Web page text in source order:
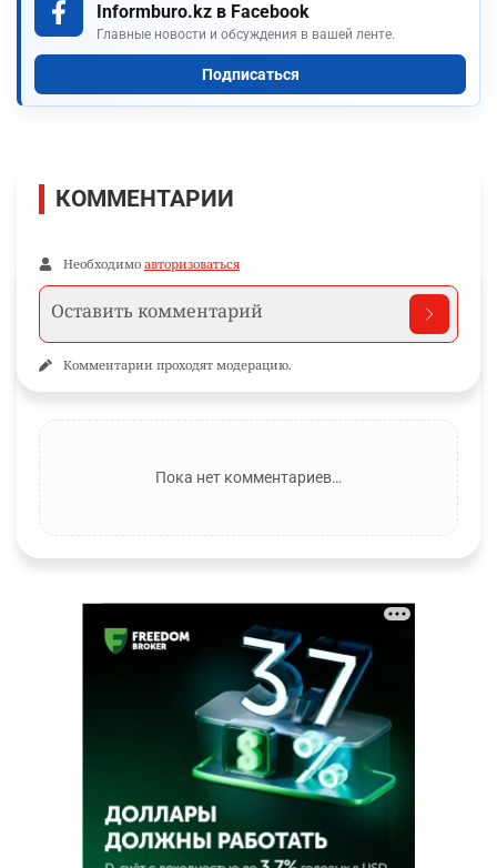
Informburo.kz в Facebook
Главные новости и обсуждения в вашей ленте.
Подписаться
КОММЕНТАРИИ
Необходимо авторизоваться
Комментарии проходят модерацию.
Пока нет комментариев…